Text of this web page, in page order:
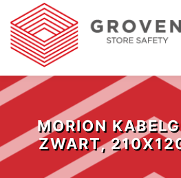
MORION
ZWART,